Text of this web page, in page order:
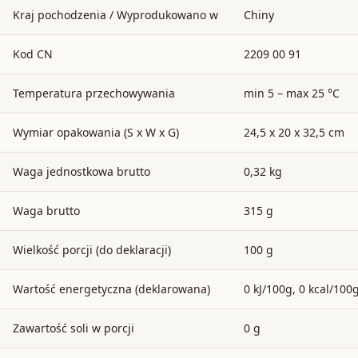
Kraj pochodzenia / Wyprodukowano w Chiny
Kod CN 2209 00 91
Temperatura przechowywania min 5 – max 25 °C
Wymiar opakowania (S x W x G) 24,5 x 20 x 32,5 cm
Waga jednostkowa brutto 0,32 kg
Waga brutto 315 g
Wielkość porcji (do deklaracji) 100 g
Wartość energetyczna (deklarowana) 0 kJ/100g, 0 kcal/
Zawartość soli w porcji 0 g